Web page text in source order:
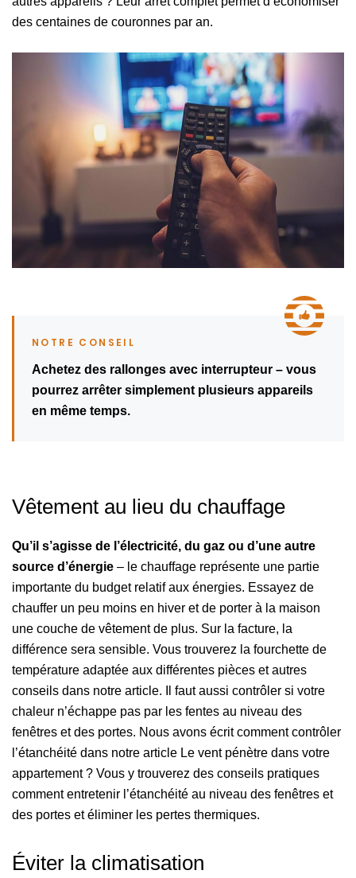
des centaines de couronnes par an.
Achetez des rallonges avec interrupteur – vous
pourrez arrêter simplement plusieurs appareils
en même temps.
Vêtement au lieu du chauffage
Qu’il s’agisse de l’électricité, du gaz ou d’une autre
source d’énergie – le chauffage représente une partie
importante du budget relatif aux énergies. Essayez de
chauffer un peu moins en hiver et de porter à la maison
une couche de vêtement de plus. Sur la facture, la
différence sera sensible. Vous trouverez la fourchette de
température adaptée aux différentes pièces et autres
conseils dans notre article. Il faut aussi contrôler si votre
chaleur n’échappe pas par les fentes au niveau des
fenêtres et des portes. Nous avons écrit comment contrôler
l’étanchéité dans notre article Le vent pénètre dans votre
appartement ? Vous y trouverez des conseils pratiques
comment entretenir l’étanchéité au niveau des fenêtres et
des portes et éliminer les pertes thermiques.
Éviter la climatisation